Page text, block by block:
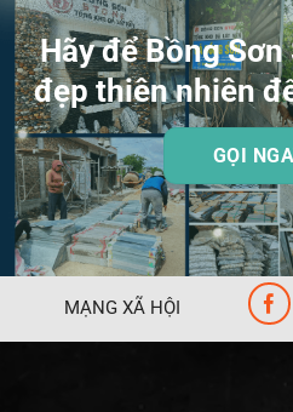
Hãy để Bồng
đẹp thiên nhiên
GỌI
MẠNG XÃ HỘI